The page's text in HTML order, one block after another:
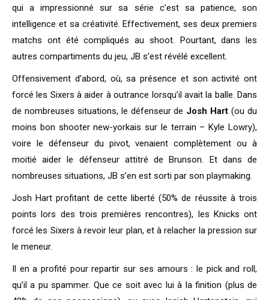
qui a impressionné sur sa série c’est sa patience, son
intelligence et sa créativité. Effectivement, ses deux premiers
matchs ont été compliqués au shoot. Pourtant, dans les
autres compartiments du jeu, JB s’est révélé excellent.
Offensivement d’abord, où, sa présence et son activité ont
forcé les Sixers à aider à outrance lorsqu’il avait la balle. Dans
de nombreuses situations, le défenseur de Josh Hart (ou du
moins bon shooter new-yorkais sur le terrain – Kyle Lowry),
voire le défenseur du pivot, venaient complètement ou à
moitié aider le défenseur attitré de Brunson. Et dans de
nombreuses situations, JB s’en est sorti par son playmaking.
Josh Hart profitant de cette liberté (50% de réussite à trois
points lors des trois premières rencontres), les Knicks ont
forcé les Sixers à revoir leur plan, et à relacher la pression sur
le meneur.
Il en a profité pour repartir sur ses amours : le pick and roll,
qu’il a pu spammer. Que ce soit avec lui à la finition (plus de